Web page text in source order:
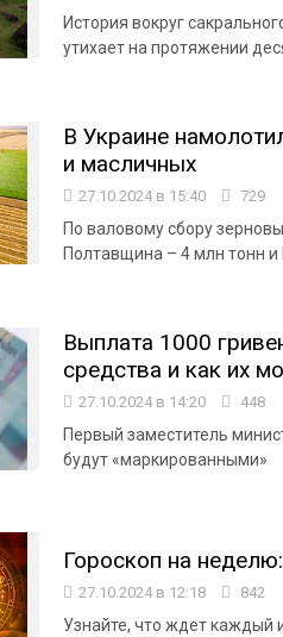
История вокруг
утихает на протяжении
В Украине
и масличных
27.10.2024 в 15:40 729
По валовому сбору
Полтавщина – 4 млн тонн
Выплата 1000
средства и как их
27.10.2024 в 14:20 448
Первый заместитель
будут «маркированными»
Гороскоп на
27.10.2024 в 12:18 842
Узнайте, что ждет каждый